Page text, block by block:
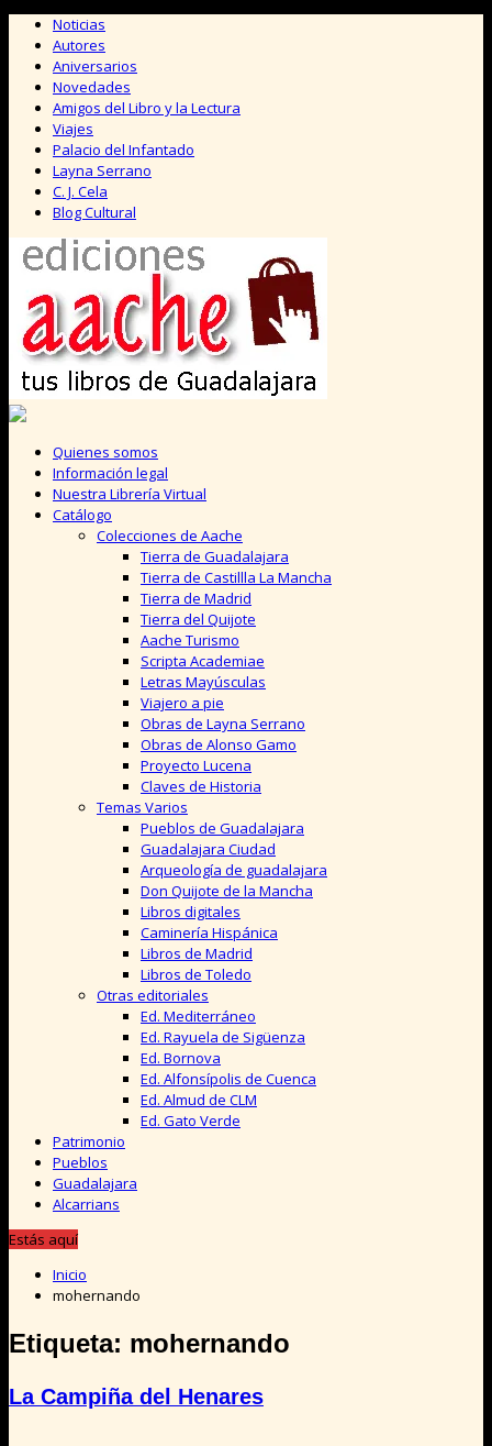
Saltar
contenido
Noticias
Autores
Aniversarios
Novedades
Amigos del Libro y la Lectura
Viajes
Palacio del Infantado
Layna Serrano
C. J. Cela
Blog Cultural
Quienes somos
Información legal
Nuestra Librería Virtual
Catálogo
Colecciones de Aache
Tierra de Guadalajara
Tierra de Castillla La Mancha
Tierra de Madrid
Tierra del Quijote
Aache Turismo
Scripta Academiae
Letras Mayúsculas
Viajero a pie
Obras de Layna Serrano
Obras de Alonso Gamo
Proyecto Lucena
Claves de Historia
Temas Varios
Pueblos de Guadalajara
Guadalajara Ciudad
Arqueología de guadalajara
Don Quijote de la Mancha
Libros digitales
Caminería Hispánica
Libros de Madrid
Libros de Toledo
Otras editoriales
Ed. Mediterráneo
Ed. Rayuela de Sigüenza
Ed. Bornova
Ed. Alfonsípolis de Cuenca
Ed. Almud de CLM
Ed. Gato Verde
Patrimonio
Pueblos
Guadalajara
Alcarrians
Estás aquí
Inicio
mohernando
Etiqueta: mohernando
La Campiña del Henares